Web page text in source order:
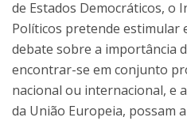
de Estados Democráticos, o
Políticos pretende estimular
debate sobre a importância
encontrar-se em conjunto
nacional ou internacional, e
da União Europeia, possam